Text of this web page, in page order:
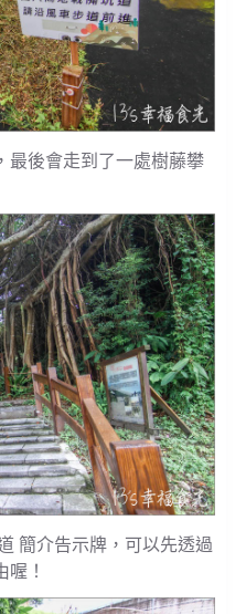
最後會走到了一處樹藤攀
簡介告示牌，可以先透過
！